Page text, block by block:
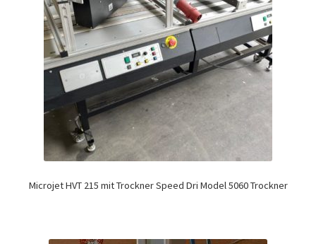
Microjet HVT 215 mit Trockner Speed Dri Model 5060 Trockner